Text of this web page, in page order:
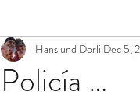
Policía …
Hans und Dorli Dec 5,